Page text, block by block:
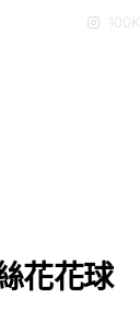
100K
花花球